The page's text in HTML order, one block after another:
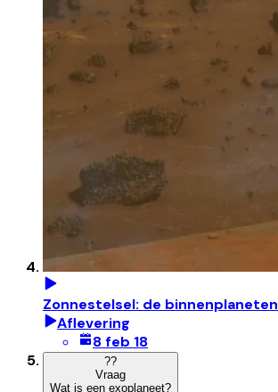
Zonnestelsel: de binnenplaneten
Aflevering
8 feb 18
??
Vraag
Wat is een exoplaneet?